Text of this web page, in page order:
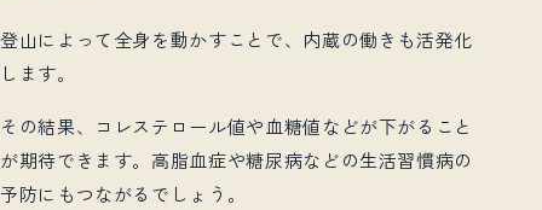
登山によって全身を動かすことで、内蔵の働きも活発化
します。
その結果、コレステロール値や血糖値などが下がること
が期待できます。高脂血症や糖尿病などの生活習慣病の
予防にもつながるでしょう。